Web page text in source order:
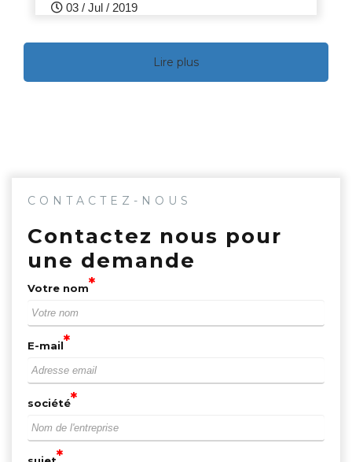
03 / Jul / 2019
Lire plus
CONTACTEZ-NOUS
Contactez nous pour
une demande
Votre nom
E-mail
société